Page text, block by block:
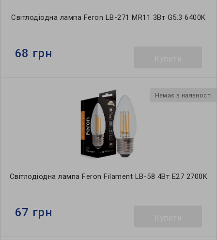
Світлодіодна лампа Feron LB-271 MR11 3Вт G5.3 6400K
68 грн
Немає в наявності
Світлодіодна лампа Feron Filament LB-58 4Вт E27 2700K
67 грн